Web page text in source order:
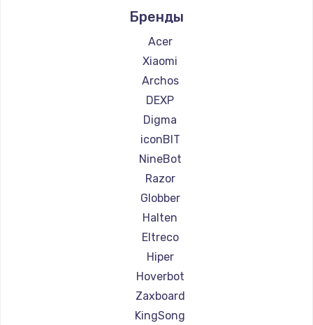
Ремонт самокатов Hunter
Ремонт самокатов Shorner
Ремонт самокатов Joyor
Ремонт самокатов Minimotors
Ремонт самокатов Bork
Ремонт самокатов Segway
Ремонт самокатов KIRIN
Бренды
Acer
Xiaomi
Archos
DEXP
Digma
iconBIT
NineBot
Razor
Globber
Halten
Eltreco
Hiper
Hoverbot
Zaxboard
KingSong